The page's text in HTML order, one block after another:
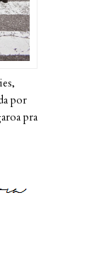
por
pra